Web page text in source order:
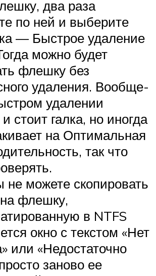
два раза
по ней и выберите
— Быстрое удаление
можно будет
флешку без
удаления. Вообще-
удалении
стоит галка, но иногда
на Оптимальная
так что
не можете скопировать
флешку,
в NTFS
окно с текстом «Нет
или «Недостаточно
заново ее